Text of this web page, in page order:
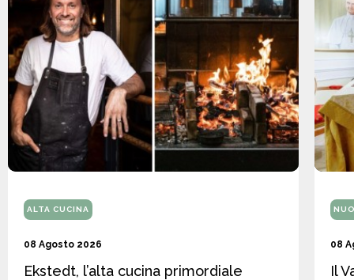
ALTA CUCINA
08 Agosto 2026
Ekstedt, l’alta cucina primordiale
08
Il